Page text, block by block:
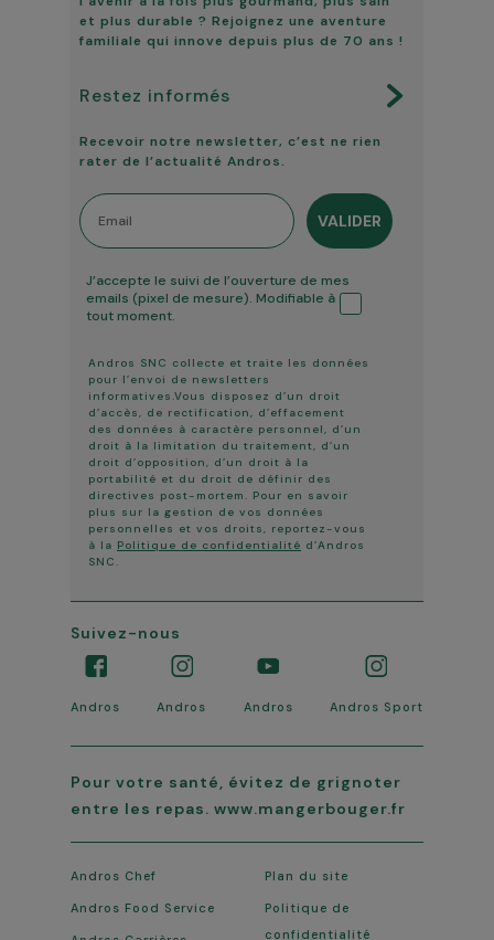
et plus durable ? Rejoignez une aventure
familiale qui innove depuis plus de 70 ans !
Restez informés
Recevoir notre newsletter, c’est ne rien
rater de l’actualité Andros.
Email
VALIDER
Tracking ouverture
J’accepte le suivi de l’ouverture de mes
emails (pixel de mesure). Modifiable à
tout moment.
Andros SNC collecte et traite les données
pour l’envoi de newsletters
informatives.Vous disposez d’un droit
d’accès, de rectification, d’effacement
des données à caractère personnel, d’un
droit à la limitation du traitement, d’un
droit d’opposition, d’un droit à la
portabilité et du droit de définir des
directives post-mortem. Pour en savoir
plus sur la gestion de vos données
personnelles et vos droits, reportez-vous
à la Politique de confidentialité d’Andros
SNC.
Plan du site
Politique de
confidentialité
Andros Chef
Andros Food Service
Suivez-nous
Andros Andros Andros Andros Sport
Pour votre santé, évitez de grignoter
entre les repas. www.mangerbouger.fr